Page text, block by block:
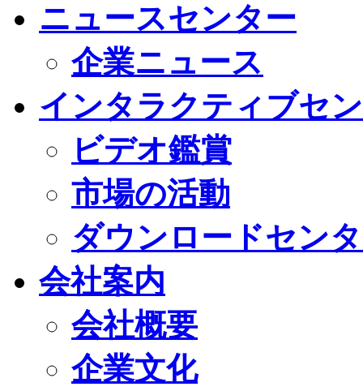
ニュースセンター
企業ニュース
インタラクティブセ
ビデオ鑑賞
市場の活動
ダウンロードセン
会社案内
会社概要
企業文化